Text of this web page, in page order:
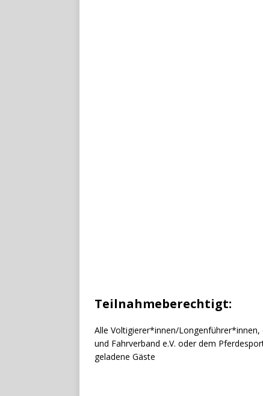
Teilnahmeberechtigt:
Alle Voltigierer*innen/
und Fahrverband e.V. oder dem
geladene Gäste